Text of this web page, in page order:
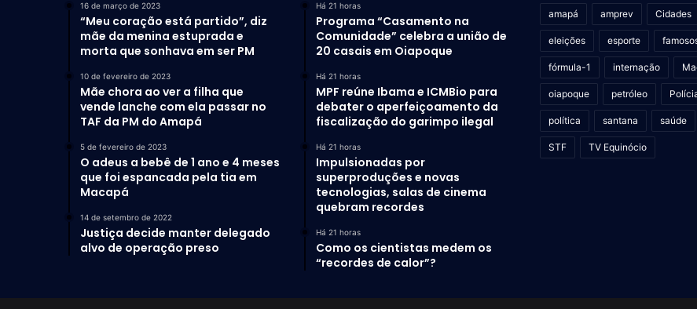
16 de março de 2023
“Meu coração está partido”, diz
mãe da menina estuprada e
morta que sonhava em ser PM
10 de fevereiro de 2023
Mãe chora ao ver a filha que
vende lanche com ela passar no
TAF da PM do Amapá
5 de fevereiro de 2023
O adeus a bebê de 1 ano e 4 meses
que foi espancada pela tia em
Macapá
14 de setembro de 2022
Justiça decide manter delegado
alvo de operação preso
Há 21 horas
Programa “Casamento na
Comunidade” celebra a união de
20 casais em Oiapoque
Há 21 horas
MPF reúne Ibama e ICMBio para
debater o aperfeiçoamento da
fiscalização do garimpo ilegal
Há 21 horas
Impulsionadas por
superproduções e novas
tecnologias, salas de cinema
quebram recordes
Há 21 horas
Como os cientistas medem os
“recordes de calor”?
amapá amprev Cidades
eleições esporte
fórmula-1 internação
oiapoque petróleo
política santana saúde
STF TV Equinócio